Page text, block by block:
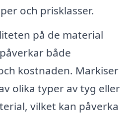
och prisklasser.
på de material
både
kostnaden. Markiser
olika typer av tyg eller
vilket kan påverka